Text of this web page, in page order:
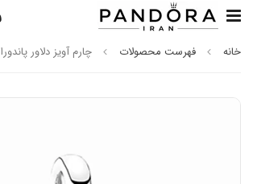
خانه فهرست محصولات چارم آویز دلاور پاندورا